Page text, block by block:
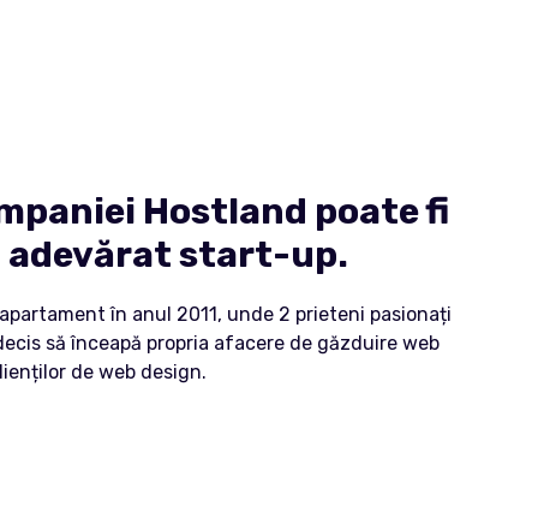
Hostland poate fi
adevărat start-up.
în anul 2011, unde 2 prieteni pasionați
să înceapă propria afacere de găzduire web
de web design.